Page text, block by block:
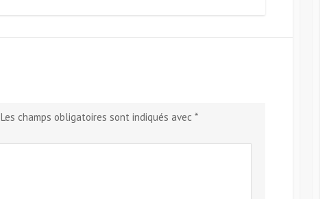
Les champs obligatoires sont indiqués avec *